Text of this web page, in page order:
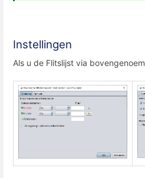
Instellingen
Als u de Flitslijst via